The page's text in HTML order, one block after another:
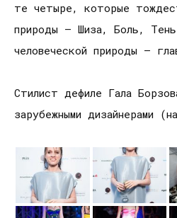
те четыре, которые
природы – Шиза, Боль,
человеческой природы –
Стилист дефиле Гала
зарубежными